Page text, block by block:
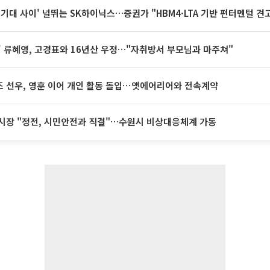
대 사이' 널뛰는 SK하이닉스…증권가 "HBM4·LTA 기반 펀터멘털 견
혜영, 고경표와 16년산 우정…"자취방서 부모님과 마주쳐"
선우, 영훈 이어 개인 활동 돌입⋯앳에어리어와 전속계약
장 "정전, 시민안전과 직결"…수원시 비상대응체계 가동